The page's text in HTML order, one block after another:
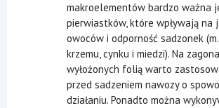
makroelementów bardzo ważna
pierwiastków, które wpływają na
owoców i odporność sadzonek
krzemu, cynku i miedzi). Na
wyłożonych folią warto
przed sadzeniem nawozy o
działaniu. Ponadto można